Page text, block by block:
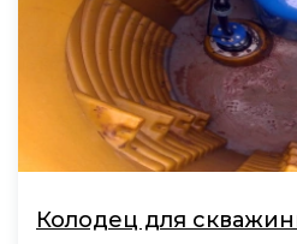
Колодец для